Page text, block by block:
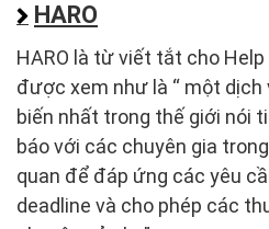
HARO
HARO là từ viết tắt cho
được xem như là “ một dịch
biến nhất trong thế giới nói
báo với các chuyên gia
quan để đáp ứng các yêu
deadline và cho phép các